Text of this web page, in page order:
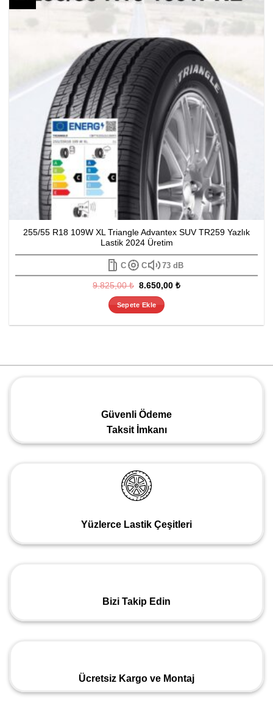
255/55 R18 109W XL Triangle Advantex SUV TR259 Yazlık
Lastik 2024 Üretim
C C 73 dB
9.825,00₺ Orijinal
9.825,00 ₺.
8.650,00₺Şu
Sepete Ekle
Güvenli Ödeme
Taksit İmkanı
Yüzlerce Lastik Çeşitleri
Bizi Takip Edin
Ücretsiz Kargo ve Montaj